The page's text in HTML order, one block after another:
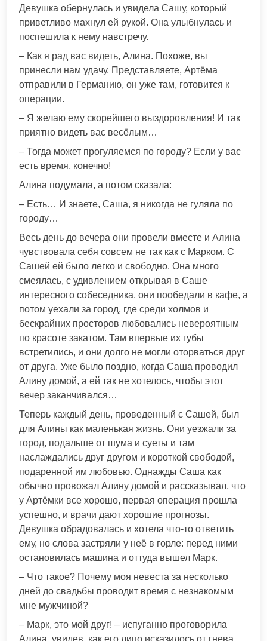
Девушка обернулась и увидела Сашу, который
приветливо махнул ей рукой. Она улыбнулась и
поспешила к нему навстречу.
– Как я рад вас видеть, Алина. Похоже, вы
принесли нам удачу. Представляете, Артёма
отправили в Германию, он уже там, готовится к
операции.
– Я желаю ему скорейшего выздоровления! И так
приятно видеть вас весёлым…
– Тогда может прогуляемся по городу? Если у вас
есть время, конечно!
Алина подумала, а потом сказала:
– Есть… И знаете, Саша, я никогда не гуляла по
городу…
Весь день до вечера они провели вместе и Алина
чувствовала себя совсем не так как с Марком. С
Сашей ей было легко и свободно. Она много
смеялась, с удивлением открывая в Саше
интересного собеседника, они пообедали в кафе, а
потом уехали за город, где среди холмов и
бескрайних просторов любовались невероятным
по красоте закатом. Там впервые их губы
встретились, и они долго не могли оторваться друг
от друга. Уже было поздно, когда Саша проводил
Алину домой, а ей так не хотелось, чтобы этот
вечер заканчивался…
Теперь каждый день, проведенный с Сашей, был
для Алины как маленькая жизнь. Они уезжали за
город, подальше от шума и суеты и там
наслаждались друг другом и короткой свободой,
подаренной им любовью. Однажды Саша как
обычно провожал Алину домой и рассказывал, что
у Артёмки все хорошо, первая операция прошла
успешно, и врачи дают хорошие прогнозы.
Девушка обрадовалась и хотела что-то ответить
ему, но слова застряли у неё в горле: перед ними
остановилась машина и оттуда вышел Марк.
– Что такое? Почему моя невеста за несколько
дней до свадьбы проводит время с незнакомым
мне мужчиной?
– Марк, это мой друг! – испуганно проговорила